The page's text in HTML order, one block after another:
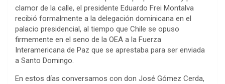
clamor de la calle, el presidente Eduardo Frei Montalva
recibió formalmente a la delegación dominicana en el
palacio presidencial, al tiempo que Chile se opuso
firmemente en el seno de la OEA a la Fuerza
Interamericana de Paz que se aprestaba para ser enviada
a Santo Domingo.
En estos días conversamos con don José Gómez Cerda,